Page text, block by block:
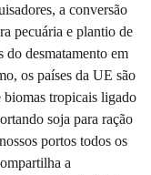
a conversão
pecuária e plantio de
do desmatamento em
os países da UE são
biomas tropicais ligado
soja para ração
portos todos os
a